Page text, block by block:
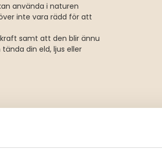
använda i naturen
inte vara rädd för att
samt att den blir ännu
din eld, ljus eller